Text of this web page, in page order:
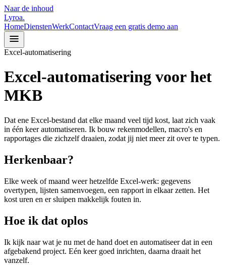
Naar de inhoud
Lyroa.
HomeDienstenWerkContactVraag een gratis demo aan
Excel-automatisering
Excel-automatisering voor het
MKB
Dat ene Excel-bestand dat elke maand veel tijd kost, laat zich vaak
in één keer automatiseren. Ik bouw rekenmodellen, macro's en
rapportages die zichzelf draaien, zodat jij niet meer zit over te typen.
Herkenbaar?
Elke week of maand weer hetzelfde Excel-werk: gegevens
overtypen, lijsten samenvoegen, een rapport in elkaar zetten. Het
kost uren en er sluipen makkelijk fouten in.
Hoe ik dat oplos
Ik kijk naar wat je nu met de hand doet en automatiseer dat in een
afgebakend project. Eén keer goed inrichten, daarna draait het
vanzelf.